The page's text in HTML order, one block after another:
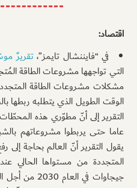
اقتصاد:
في “فايننشال تايمز”،تقريرٌ
التي تواجهها مشروعات الطاقة
مشكلات مشروعات الطاقة
الوقت الطويل الذي يتطلبه ربطها
عاما حتى يربطوا مشروعاتهم
يقول التقرير أنّ العالم بحاجة إلى